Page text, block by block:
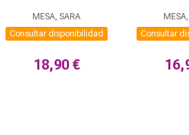
MESA, SARA
Consultar disponibilidad
18,90 €
Consultar